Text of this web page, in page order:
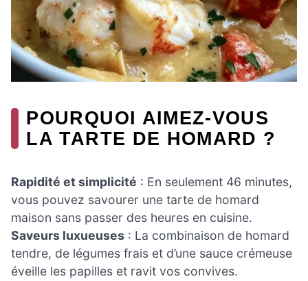
POURQUOI AIMEZ-VOUS
LA TARTE DE HOMARD ?
Rapidité et simplicité : En seulement 46 minutes,
vous pouvez savourer une tarte de homard
maison sans passer des heures en cuisine.
Saveurs luxueuses : La combinaison de homard
tendre, de légumes frais et d’une sauce crémeuse
éveille les papilles et ravit vos convives.